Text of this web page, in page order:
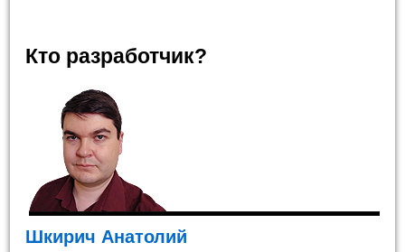
Кто разработчик?
Шкирич Анатолий